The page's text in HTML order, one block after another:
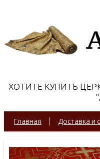
ХОТИТЕ КУПИТЬ
Главная Доставка и